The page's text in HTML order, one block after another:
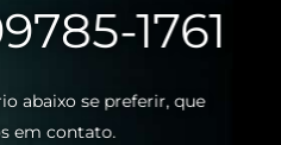
1761
abaixo se preferir, que
em contato.